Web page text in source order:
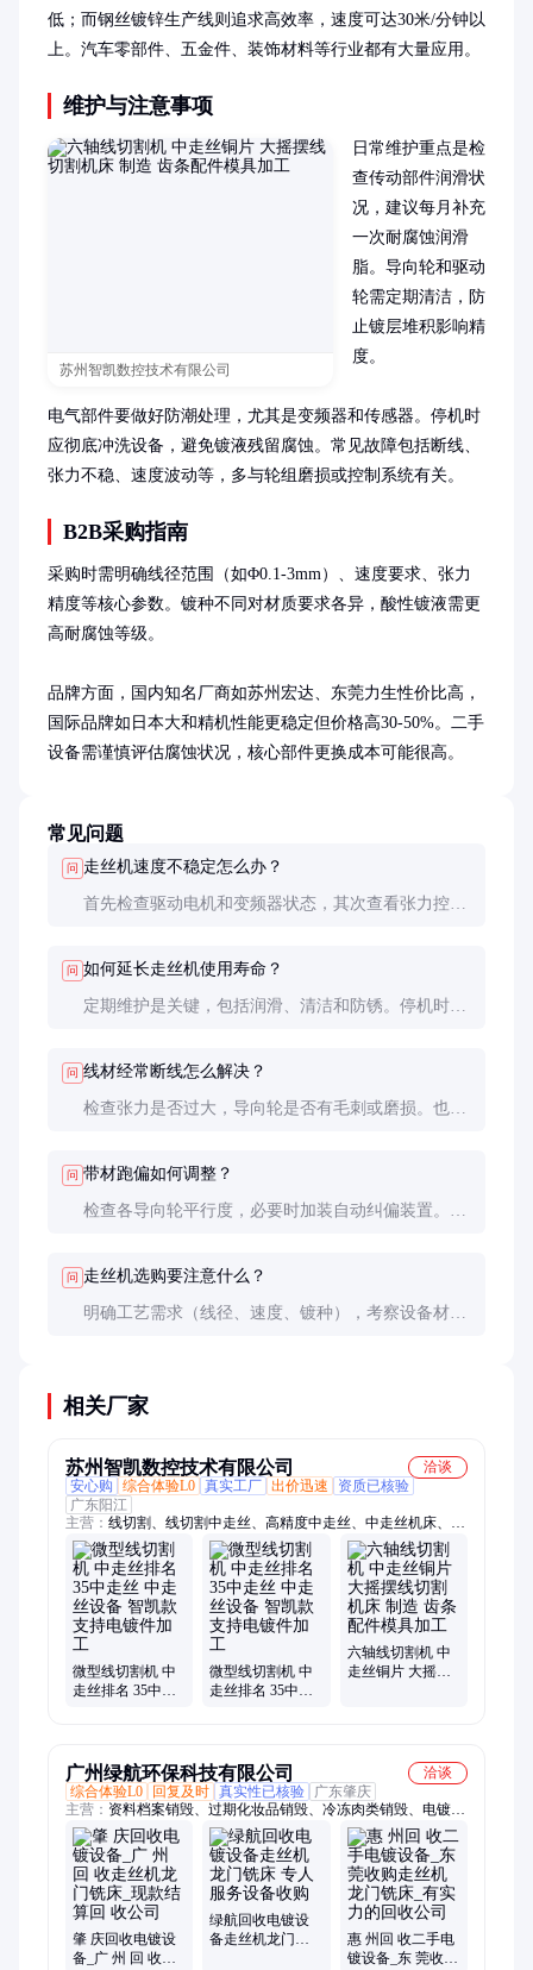
低；而钢丝镀锌生产线则追求高效率，速度可达30米/分钟以
上。汽车零部件、五金件、装饰材料等行业都有大量应用。
维护与注意事项
苏州智凯数控技术有限公司
日常维护重点是检
查传动部件润滑状
况，建议每月补充
一次耐腐蚀润滑
脂。导向轮和驱动
轮需定期清洁，防
止镀层堆积影响精
度。
电气部件要做好防潮处理，尤其是变频器和传感器。停机时
应彻底冲洗设备，避免镀液残留腐蚀。常见故障包括断线、
张力不稳、速度波动等，多与轮组磨损或控制系统有关。
B2B采购指南
采购时需明确线径范围（如Φ0.1-3mm）、速度要求、张力
精度等核心参数。镀种不同对材质要求各异，酸性镀液需更
高耐腐蚀等级。
品牌方面，国内知名厂商如苏州宏达、东莞力生性价比高，
国际品牌如日本大和精机性能更稳定但价格高30-50%。二手
设备需谨慎评估腐蚀状况，核心部件更换成本可能很高。
常见问题
问 走丝机速度不稳定怎么办？
首先检查驱动电机和变频器状态，其次查看张力控制
问 如何延长走丝机使用寿命？
定期维护是关键，包括润滑、清洁和防锈。停机时彻
问 线材经常断线怎么解决？
检查张力是否过大，导向轮是否有毛刺或磨损。也可
问 带材跑偏如何调整？
检查各导向轮平行度，必要时加装自动纠偏装置。带
问 走丝机选购要注意什么？
明确工艺需求（线径、速度、镀种），考察设备材质
相关厂家
苏州智凯数控技术有限公司
洽谈
安心购
综合体验L0 真实工厂 出价迅速
资质已核验
广东阳江
主营： 线切割、线切割中走丝、高精度中走丝、中走丝机床、伺
服中走丝
微型线切割机 中
走丝排名 35中走
微型线切割机 中
走丝排名 35中走
六轴线切割机 中
走丝铜片 大摇摆
广州绿航环保科技有限公司
洽谈
综合体验L0
回复及时 真实性已核验
广东肇庆
主营： 资料档案销毁、过期化妆品销毁、冷冻肉类销毁、电镀设
备、过期保健品销毁、过期食品销毁、电子产品销毁、不合格物
品销毁
肇 庆回收电镀设
备_广 州 回 收走
绿航回收电镀设
备走丝机龙门铣
惠 州回 收二手电
镀设备_东 莞收购